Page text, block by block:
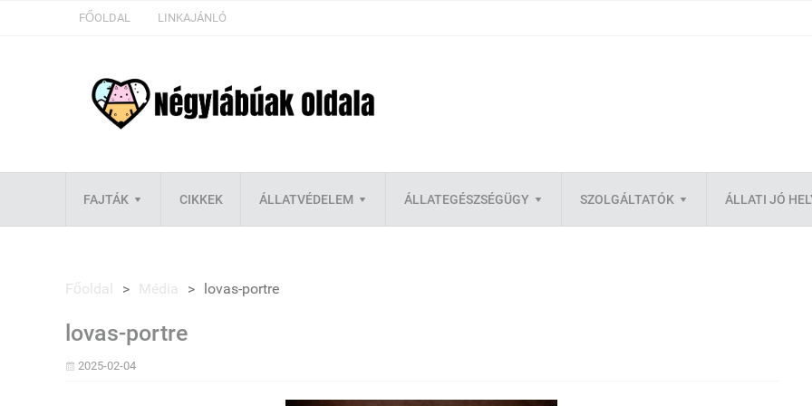
FŐOLDAL LINKAJÁNLÓ
FAJTÁK CIKKEK ÁLLATVÉDELEM ÁLLATEGÉSZSÉGÜGY SZOLGÁLTATÓK ÁLLATI JÓ
Főoldal > Média > lovas-portre
lovas-portre
2025-02-04